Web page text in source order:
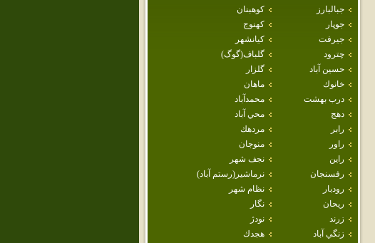
جبالبارز
كوهبنان
جوپار
كهنوج
جيرفت
كيانشهر
چترود
گلباف(گوگ)
حسين آباد
گلزار
خانوك
ماهان
درب بهشت
محمدآباد
دهج
محي آباد
رابر
مردهك
راور
منوجان
راين
نجف شهر
رفسنجان
نرماشير(رستم آباد)
رودبار
نظام شهر
ريحان
نگار
زرند
نودژ
زنگي آباد
هجدك